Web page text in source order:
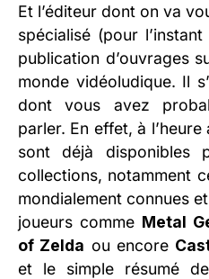
Et l’éditeur dont on va
spécialisé (pour
publication d’ouvrages
monde vidéoludique. Il
dont vous avez
parler. En effet, à
sont déjà disponibles
collections, notamment
mondialement connues
joueurs comme Metal
of Zelda ou encore
et le simple résumé